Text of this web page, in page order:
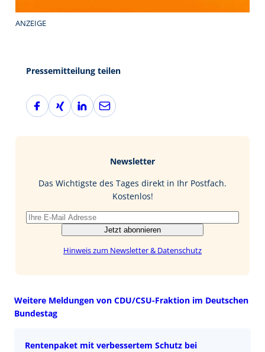
ANZEIGE
Pressemitteilung teilen
F
a
X
i
L
i
I
E
-
Newsletter
Das Wichtigste des Tages direkt in Ihr Postfach.
Kostenlos!
Jetzt abonnieren
Hinweis zum Newsletter & Datenschutz
Weitere Meldungen von CDU/CSU-Fraktion im Deutschen
Bundestag
Rentenpaket mit verbessertem Schutz bei